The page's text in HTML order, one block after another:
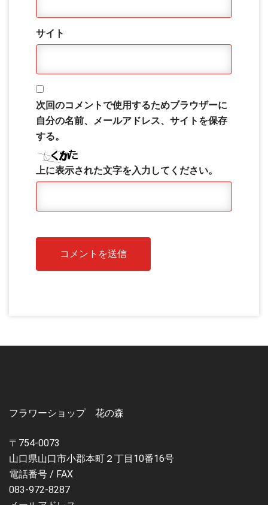
サイト
次回のコメントで使用するためブラウザーに
自分の名前、メールアドレス、サイトを保存
する。
上に表示された文字を入力してください。
フラワーショップ 花の森
〒754-0073
山口県山口市小郡本町２丁目10番16号
電話番号 / FAX
083-972-8287